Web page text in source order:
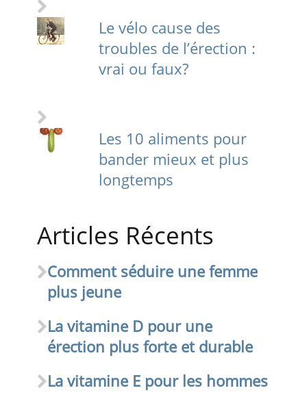
Le vélo cause des
troubles de l’érection :
vrai ou faux?
Les 10 aliments pour
bander mieux et plus
longtemps
Articles Récents
Comment séduire une femme
plus jeune
La vitamine D pour une
érection plus forte et durable
La vitamine E pour les hommes